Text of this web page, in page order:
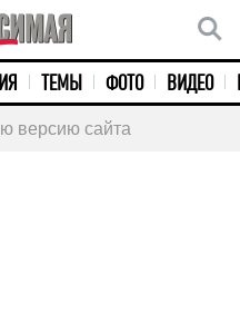
ТЕМЫ ФОТО ВИДЕО
версию сайта